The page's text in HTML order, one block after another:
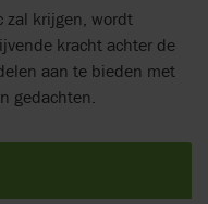
zal krijgen, wordt
kracht achter de
aan te bieden met
gedachten.